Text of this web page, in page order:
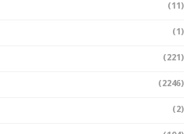
(11)
(1)
(221)
(2246)
(2)